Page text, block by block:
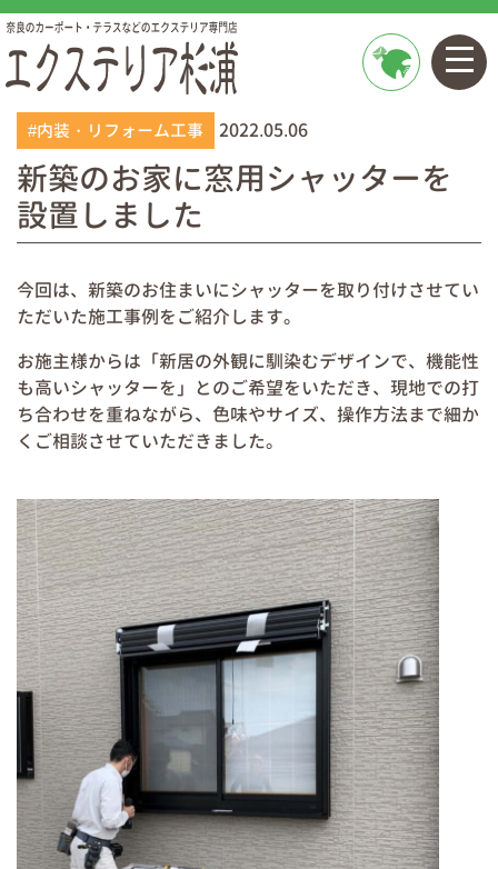
#内装・リフォーム工事 2022.05.06
新築のお家に窓用シャッターを
設置しました
今回は、新築のお住まいにシャッターを取り付けさせてい
ただいた施工事例をご紹介します。
お施主様からは「新居の外観に馴染むデザインで、機能性
も高いシャッターを」とのご希望をいただき、現地での打
ち合わせを重ねながら、色味やサイズ、操作方法まで細か
くご相談させていただきました。